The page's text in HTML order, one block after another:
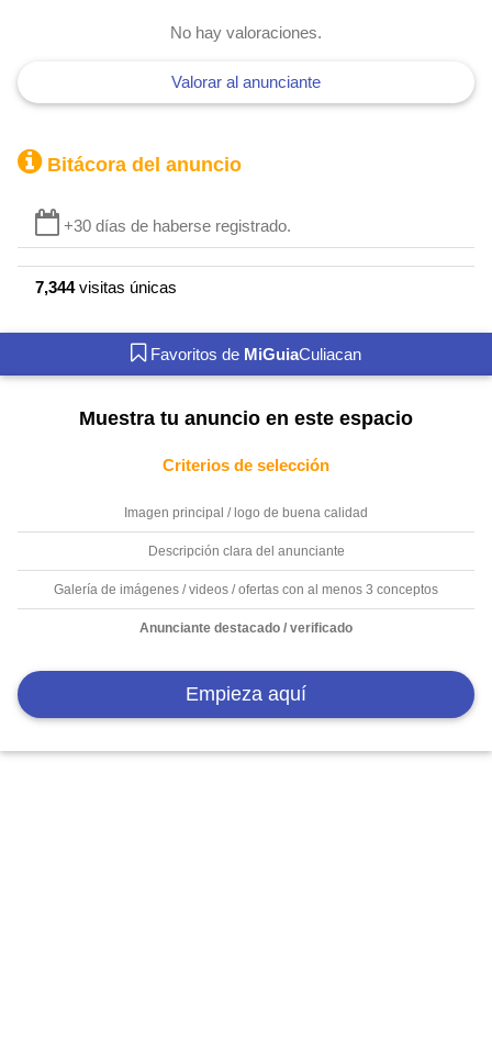
No hay valoraciones.
Valorar al anunciante
Bitácora del anuncio
+30 días de haberse registrado.
7,344visitas únicas
Favoritos de MiGuiaCuliacan
Muestra tu anuncio en este espacio
Criterios de selección
Imagen principal / logo de buena calidad
Descripción clara del anunciante
Galería de imágenes / videos / ofertas con al menos 3 conceptos
Anunciante destacado / verificado
Empieza aquí